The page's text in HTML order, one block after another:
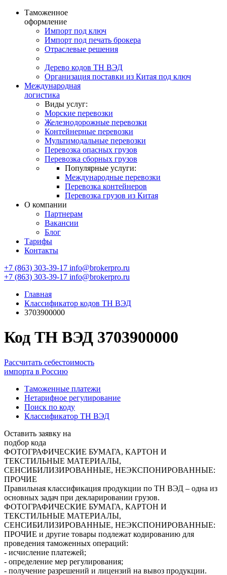
Таможенное
оформление
Импорт под ключ
Импорт под печать брокера
Отраслевые решения
Дерево кодов ТН ВЭД
Организация поставки из Китая под ключ
Международная
логистика
Виды услуг:
Морские перевозки
Железнодорожные перевозки
Контейнерные перевозки
Мультимодальные перевозки
Перевозка опасных грузов
Перевозка сборных грузов
Популярные услуги:
Международные перевозки
Перевозка контейнеров
Перевозка грузов из Китая
О компании
Партнерам
Вакансии
Блог
Тарифы
Контакты
+7 (863) 303-39-17 info@brokerpro.ru
+7 (863) 303-39-17 info@brokerpro.ru
Главная
Классификатор кодов ТН ВЭД
3703900000
Код ТН ВЭД 3703900000
Рассчитать себестоимость
импорта в Россию
Таможенные платежи
Нетарифное регулирование
Поиск по коду
Классификатор ТН ВЭД
Оставить заявку на
подбор кода
ФОТОГРАФИЧЕСКИЕ БУМАГА, КАРТОН И
ТЕКСТИЛЬНЫЕ МАТЕРИАЛЫ,
СЕНСИБИЛИЗИРОВАННЫЕ, НЕЭКСПОНИРОВАННЫЕ:
ПРОЧИЕ
Правильная классификация продукции по ТН ВЭД – одна из
основных задач при декларировании грузов.
ФОТОГРАФИЧЕСКИЕ БУМАГА, КАРТОН И
ТЕКСТИЛЬНЫЕ МАТЕРИАЛЫ,
СЕНСИБИЛИЗИРОВАННЫЕ, НЕЭКСПОНИРОВАННЫЕ:
ПРОЧИЕ и другие товары подлежат кодированию для
проведения таможенных операций:
- исчисление платежей;
- определение мер регулирования;
- получение разрешений и лицензий на вывоз продукции.